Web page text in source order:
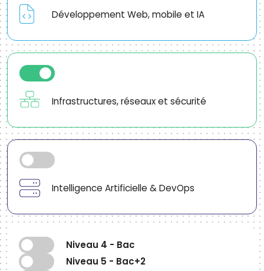
Développement Web, mobile et IA
Infrastructures, réseaux et sécurité
Intelligence Artificielle & DevOps
Niveau 4 - Bac
Niveau 5 - Bac+2